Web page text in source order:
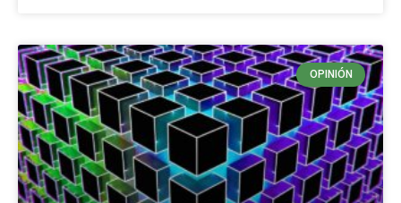
OPINIÓN